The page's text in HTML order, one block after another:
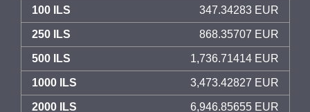
100 ILS 347.34283 EUR
250 ILS 868.35707 EUR
500 ILS 1,736.71414 EUR
1000 ILS 3,473.42827 EUR
2000 ILS 6,946.85655 EUR